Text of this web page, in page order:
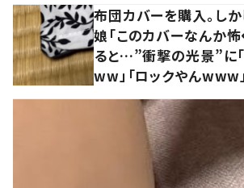
布団カバーを購入。し
娘「このカバーなんか怖
ると…”衝撃の光景”に
ww」「ロックやんwww」